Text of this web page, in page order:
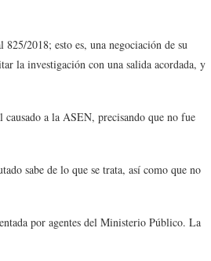
2018; esto es, una negociación de su
la investigación con una salida acordada, y
a la ASEN, precisando que no fue
sabe de lo que se trata, así como que no
por agentes del Ministerio Público. La